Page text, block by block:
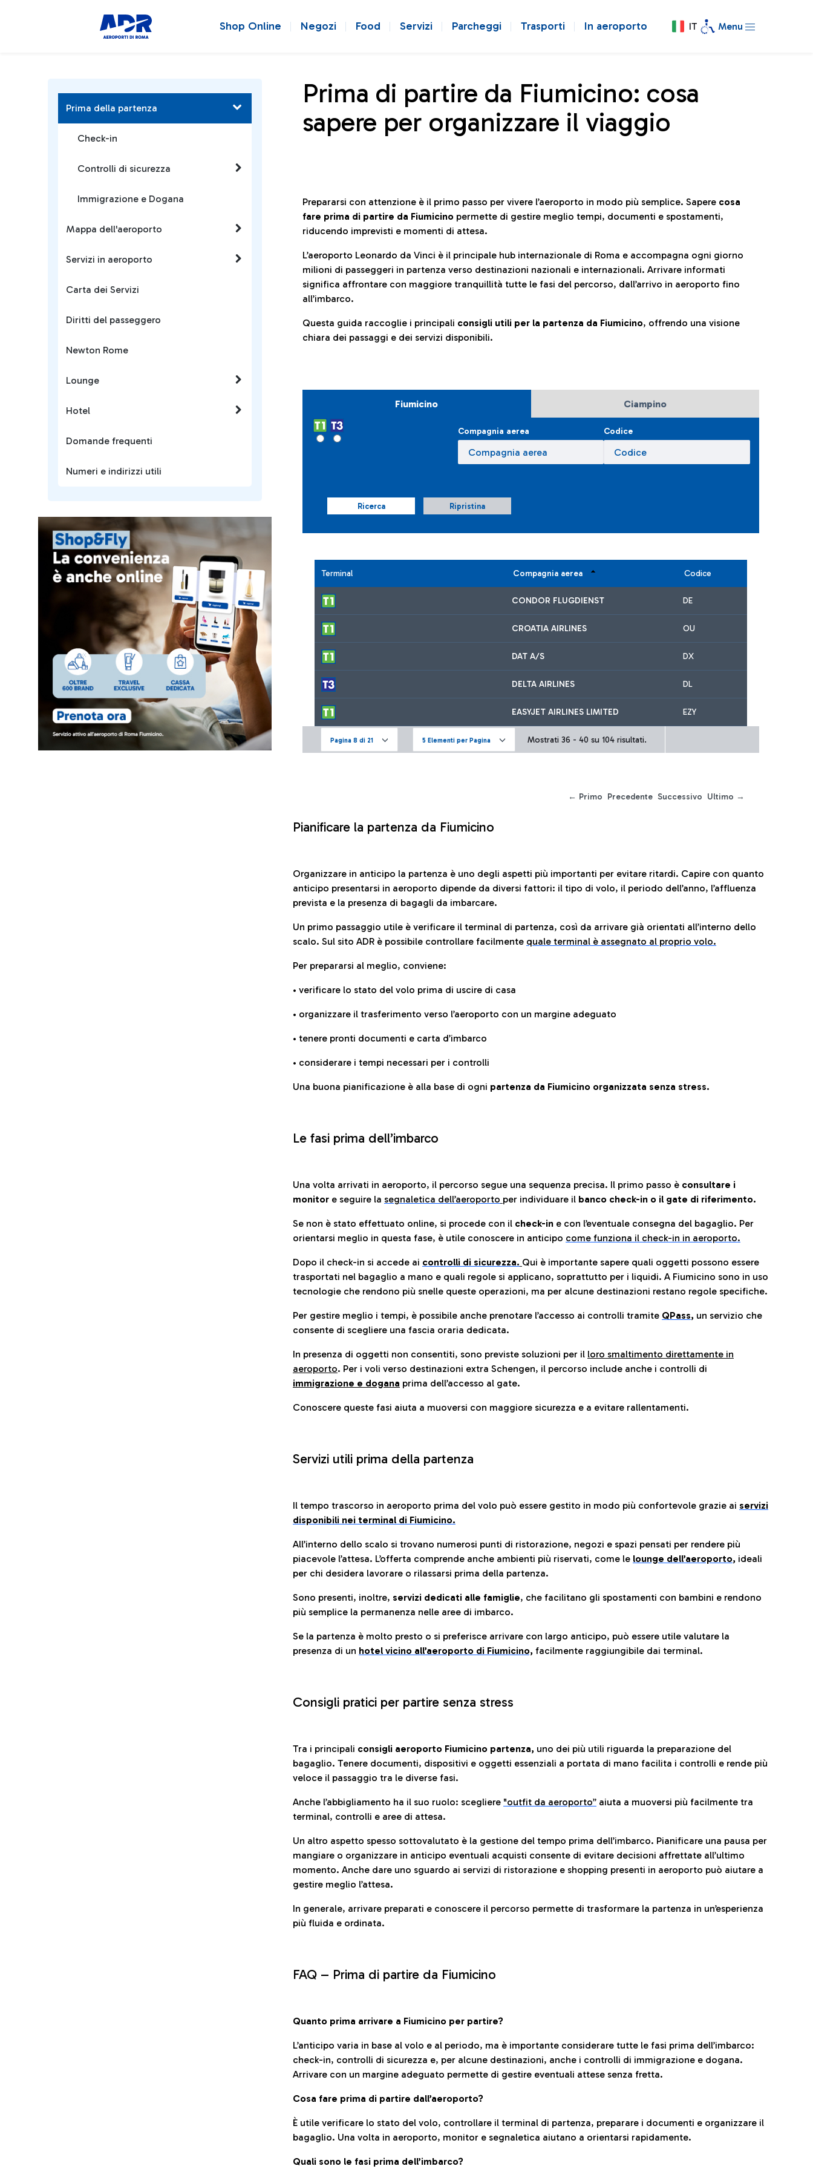
Shop Online Negozi Food Servizi Parcheggi Trasporti In aeroporto IT Menu
Prima di partire da Fiumicino: cosa
sapere per organizzare il viaggio
Prepararsi con attenzione è il primo passo per vivere l’aeroporto in modo più semplice. Sapere cosa
fare prima di partire da Fiumicino permette di gestire meglio tempi, documenti e spostamenti,
riducendo imprevisti e momenti di attesa.
L’aeroporto Leonardo da Vinci è il principale hub internazionale di Roma e accompagna ogni giorno
milioni di passeggeri in partenza verso destinazioni nazionali e internazionali. Arrivare informati
significa affrontare con maggiore tranquillità tutte le fasi del percorso, dall’arrivo in aeroporto fino
all’imbarco.
Questa guida raccoglie i principali consigli utili per la partenza da Fiumicino, offrendo una visione
chiara dei passaggi e dei servizi disponibili.
Fiumicino Ciampino
Compagnia aerea Codice
Ricerca Ripristina
Terminal Compagnia aerea Codice
CONDOR FLUGDIENST DE
CROATIA AIRLINES OU
DAT A/S DX
DELTA AIRLINES DL
EASYJET AIRLINES LIMITED EZY
Pagina 8 di 21 5 Elementi per Pagina Mostrati 36 - 40 su 104 risultati.
← Primo Precedente Successivo Ultimo →
Pianificare la partenza da Fiumicino
Organizzare in anticipo la partenza è uno degli aspetti più importanti per evitare ritardi. Capire con quanto
anticipo presentarsi in aeroporto dipende da diversi fattori: il tipo di volo, il periodo dell’anno, l’affluenza
prevista e la presenza di bagagli da imbarcare.
Un primo passaggio utile è verificare il terminal di partenza, così da arrivare già orientati all’interno dello
scalo. Sul sito ADR è possibile controllare facilmente quale terminal è assegnato al proprio volo.
Per prepararsi al meglio, conviene:
• verificare lo stato del volo prima di uscire di casa
• organizzare il trasferimento verso l’aeroporto con un margine adeguato
• tenere pronti documenti e carta d’imbarco
• considerare i tempi necessari per i controlli
Una buona pianificazione è alla base di ogni partenza da Fiumicino organizzata senza stress.
Le fasi prima dell’imbarco
Una volta arrivati in aeroporto, il percorso segue una sequenza precisa. Il primo passo è consultare i
monitor e seguire la segnaletica dell’aeroporto per individuare il banco check-in o il gate di riferimento.
Se non è stato effettuato online, si procede con il check-in e con l’eventuale consegna del bagaglio. Per
orientarsi meglio in questa fase, è utile conoscere in anticipo come funziona il check-in in aeroporto.
Dopo il check-in si accede ai controlli di sicurezza. Qui è importante sapere quali oggetti possono essere
trasportati nel bagaglio a mano e quali regole si applicano, soprattutto per i liquidi. A Fiumicino sono in uso
tecnologie che rendono più snelle queste operazioni, ma per alcune destinazioni restano regole specifiche.
Per gestire meglio i tempi, è possibile anche prenotare l’accesso ai controlli tramite QPass, un servizio che
consente di scegliere una fascia oraria dedicata.
In presenza di oggetti non consentiti, sono previste soluzioni per il loro smaltimento direttamente in
aeroporto. Per i voli verso destinazioni extra Schengen, il percorso include anche i controlli di
immigrazione e dogana prima dell’accesso al gate.
Conoscere queste fasi aiuta a muoversi con maggiore sicurezza e a evitare rallentamenti.
Servizi utili prima della partenza
Il tempo trascorso in aeroporto prima del volo può essere gestito in modo più confortevole grazie ai servizi
disponibili nei terminal di Fiumicino.
All’interno dello scalo si trovano numerosi punti di ristorazione, negozi e spazi pensati per rendere più
piacevole l’attesa. L’offerta comprende anche ambienti più riservati, come le lounge dell’aeroporto, ideali
per chi desidera lavorare o rilassarsi prima della partenza.
Sono presenti, inoltre, servizi dedicati alle famiglie, che facilitano gli spostamenti con bambini e rendono
più semplice la permanenza nelle aree di imbarco.
Se la partenza è molto presto o si preferisce arrivare con largo anticipo, può essere utile valutare la
presenza di un hotel vicino all’aeroporto di Fiumicino, facilmente raggiungibile dai terminal.
Consigli pratici per partire senza stress
Tra i principali consigli aeroporto Fiumicino partenza, uno dei più utili riguarda la preparazione del
bagaglio. Tenere documenti, dispositivi e oggetti essenziali a portata di mano facilita i controlli e rende più
veloce il passaggio tra le diverse fasi.
Anche l’abbigliamento ha il suo ruolo: scegliere "outfit da aeroporto” aiuta a muoversi più facilmente tra
terminal, controlli e aree di attesa.
Un altro aspetto spesso sottovalutato è la gestione del tempo prima dell’imbarco. Pianificare una pausa per
mangiare o organizzare in anticipo eventuali acquisti consente di evitare decisioni affrettate all’ultimo
momento. Anche dare uno sguardo ai servizi di ristorazione e shopping presenti in aeroporto può aiutare a
gestire meglio l’attesa.
In generale, arrivare preparati e conoscere il percorso permette di trasformare la partenza in un’esperienza
più fluida e ordinata.
FAQ – Prima di partire da Fiumicino
Quanto prima arrivare a Fiumicino per partire?
L’anticipo varia in base al volo e al periodo, ma è importante considerare tutte le fasi prima dell’imbarco:
check-in, controlli di sicurezza e, per alcune destinazioni, anche i controlli di immigrazione e dogana.
Arrivare con un margine adeguato permette di gestire eventuali attese senza fretta.
Cosa fare prima di partire dall’aeroporto?
È utile verificare lo stato del volo, controllare il terminal di partenza, preparare i documenti e organizzare il
bagaglio. Una volta in aeroporto, monitor e segnaletica aiutano a orientarsi rapidamente.
Quali sono le fasi prima dell’imbarco?
Prima della partenza
Check-in
Controlli di sicurezza
Immigrazione e Dogana
Mappa dell'aeroporto
Servizi in aeroporto
Carta dei Servizi
Diritti del passeggero
Newton Rome
Lounge
Hotel
Domande frequenti
Numeri e indirizzi utili